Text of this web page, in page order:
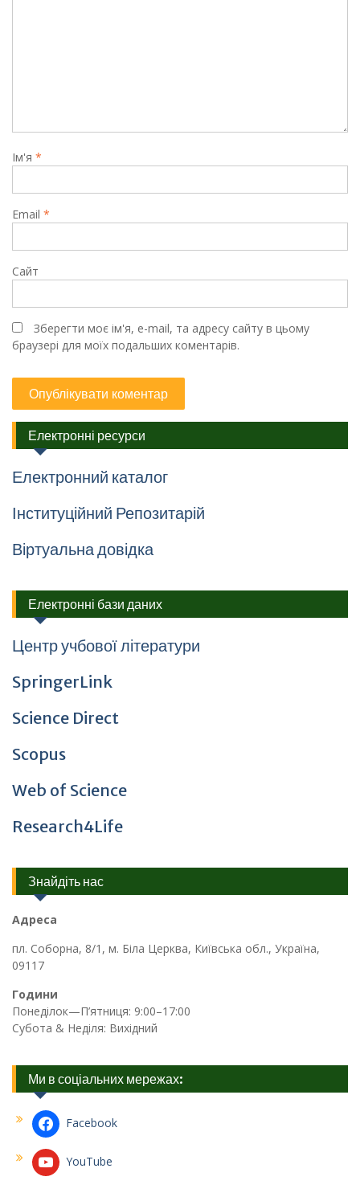
Ім'я *
Email *
Сайт
Зберегти моє ім'я, e-mail, та адресу сайту в цьому
браузері для моїх подальших коментарів.
Електронні ресурси
Електронний каталог
Інституційний Репозитарій
Віртуальна довідка
Електронні бази даних
Центр учбової літератури
SpringerLink
Science Direct
Scopus
Web of Science
Research4Life
Знайдіть нас
Адреса
пл. Соборна, 8/1, м. Біла Церква, Київська обл., Україна,
09117
Години
Понеділок—П’ятниця: 9:00–17:00
Субота & Неділя: Вихідний
Ми в соціальних мережах:
Facebook
YouTube